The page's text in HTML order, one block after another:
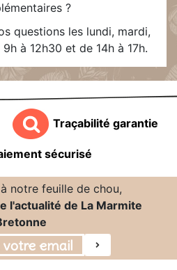
?
questions les lundi, mardi,
à 12h30 et de 14h à 17h.
Traçabilité garantie
sécurisé
notre feuille de chou,
l'actualité de La Marmite